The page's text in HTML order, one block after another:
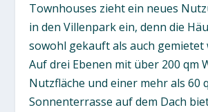
Townhouses zieht ein neues
in den Villenpark ein, denn die
sowohl gekauft als auch gemietet
Auf drei Ebenen mit über 200 qm
Nutzfläche und einer mehr als 60
Sonnenterrasse auf dem Dach